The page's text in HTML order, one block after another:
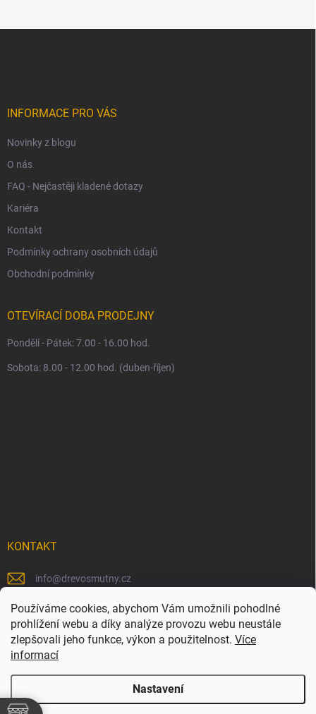
Používáme cookies, abychom Vám umožnili pohodlné
prohlížení webu a díky analýze provozu webu neustále
zlepšovali jeho funkce, výkon a použitelnost. Více
informací
Nastavení
INFORMACE PRO VÁS
Novinky z blogu
O nás
FAQ - Nejčastěji kladené dotazy
Kariéra
Kontakt
Podmínky ochrany osobních údajů
Obchodní podmínky
OTEVÍRACÍ DOBA PRODEJNY
Pondělí - Pátek: 7.00 - 16.00 hod.
Sobota: 8.00 - 12.00 hod. (duben-říjen)
KONTAKT
info@drevosmutny.cz
+420 725 710 840
https://www.facebook.com/drevosmutny/
drevosmutny/